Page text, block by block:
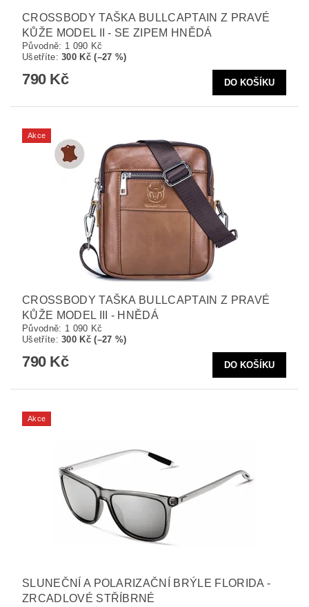
CROSSBODY TAŠKA BULLCAPTAIN Z PRAVÉ
KŮŽE MODEL II - SE ZIPEM HNĚDÁ
Původně: 1 090 Kč
Ušetříte:300 Kč (–27 %)
790 Kč
Akce
CROSSBODY TAŠKA BULLCAPTAIN Z PRAVÉ
KŮŽE MODEL III - HNĚDÁ
Původně: 1 090 Kč
Ušetříte:300 Kč (–27 %)
790 Kč
Akce
SLUNEČNÍ A POLARIZAČNÍ BRÝLE FLORIDA -
ZRCADLOVÉ STŘÍBRNÉ